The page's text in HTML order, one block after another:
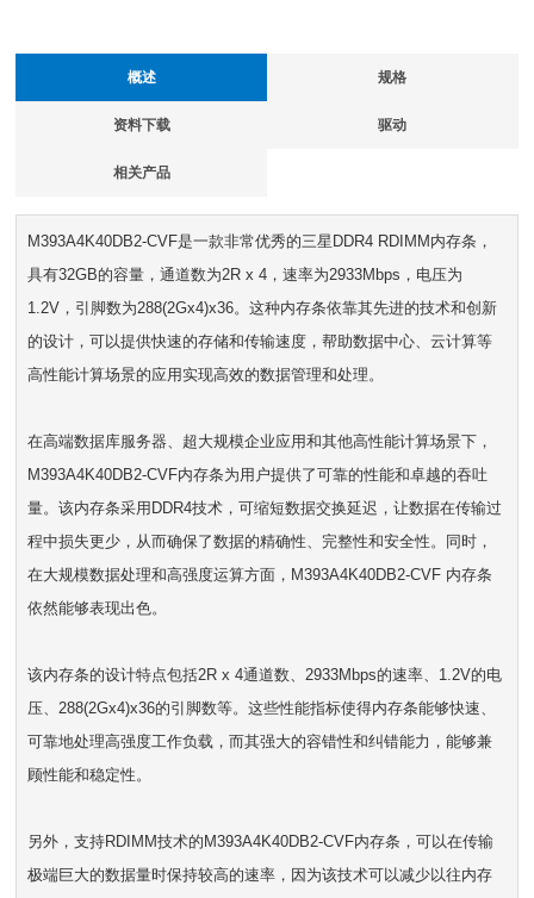
概述 规格
资料下载 驱动
相关产品
M393A4K40DB2-CVF是一款非常优秀的三星DDR4 RDIMM内存条，
具有32GB的容量，通道数为2R x 4，速率为2933Mbps，电压为
1.2V，引脚数为288(2Gx4)x36。这种内存条依靠其先进的技术和创新
的设计，可以提供快速的存储和传输速度，帮助数据中心、云计算等
高性能计算场景的应用实现高效的数据管理和处理。
在高端数据库服务器、超大规模企业应用和其他高性能计算场景下，
M393A4K40DB2-CVF内存条为用户提供了可靠的性能和卓越的吞吐
量。该内存条采用DDR4技术，可缩短数据交换延迟，让数据在传输过
程中损失更少，从而确保了数据的精确性、完整性和安全性。同时，
在大规模数据处理和高强度运算方面，M393A4K40DB2-CVF 内存条
依然能够表现出色。
该内存条的设计特点包括2R x 4通道数、2933Mbps的速率、1.2V的电
压、288(2Gx4)x36的引脚数等。这些性能指标使得内存条能够快速、
可靠地处理高强度工作负载，而其强大的容错性和纠错能力，能够兼
顾性能和稳定性。
另外，支持RDIMM技术的M393A4K40DB2-CVF内存条，可以在传输
极端巨大的数据量时保持较高的速率，因为该技术可以减少以往内存